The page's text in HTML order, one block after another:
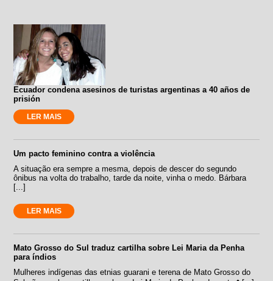
Ecuador condena asesinos de turistas argentinas a 40 años de
prisión
LER MAIS
Um pacto feminino contra a violência
A situação era sempre a mesma, depois de descer do segundo
ônibus na volta do trabalho, tarde da noite, vinha o medo. Bárbara
[...]
LER MAIS
Mato Grosso do Sul traduz cartilha sobre Lei Maria da Penha
para índios
Mulheres indígenas das etnias guarani e terena de Mato Grosso do